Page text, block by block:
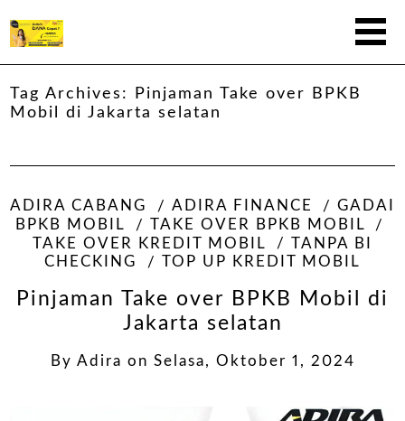
Tag Archives:
Pinjaman Take over BPKB
Mobil di Jakarta selatan
ADIRA CABANG ADIRA FINANCE
GADAI
BPKB MOBIL
TAKE OVER BPKB MOBIL
TAKE OVER KREDIT MOBIL
TANPA BI
CHECKING
TOP UP KREDIT MOBIL
Pinjaman Take over BPKB Mobil di
Jakarta selatan
By Adira on Selasa, Oktober 1, 2024